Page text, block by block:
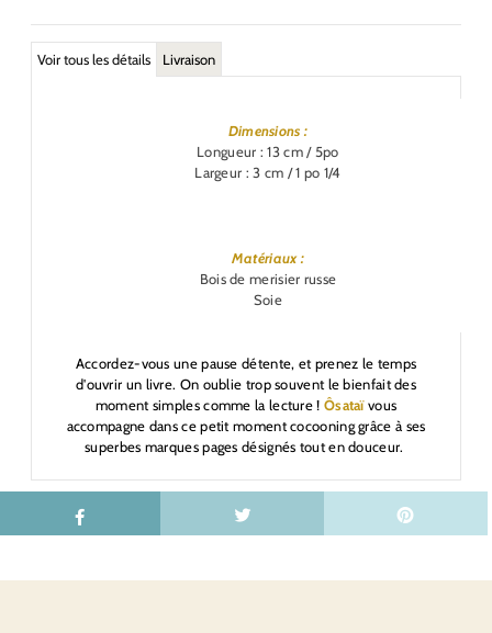
Voir tous les détails Livraison
Dimensions :
Longueur : 13 cm / 5po
Largeur : 3 cm / 1 po 1/4
Matériaux :
Bois de merisier russe
Soie
Accordez-vous une pause détente, et prenez le temps
d'ouvrir un livre. On oublie trop souvent le bienfait des
moment simples comme la lecture ! Ôsataï vous
accompagne dans ce petit moment cocooning grâce à ses
superbes marques pages désignés tout en douceur.